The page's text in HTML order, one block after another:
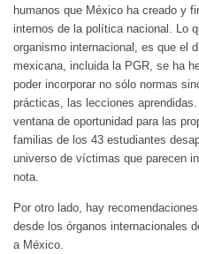
humanos que México ha creado y
internos de la política nacional. Lo
organismo internacional, es que el
mexicana, incluida la PGR, se ha
poder incorporar no sólo normas
prácticas, las lecciones
ventana de oportunidad para las
familias de los 43 estudiantes
universo de víctimas que parecen
nota.
Por otro lado, hay
desde los órganos internacionales
a México.